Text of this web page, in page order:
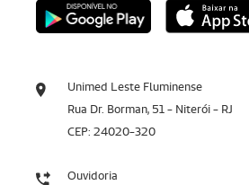
Unimed Leste Fluminense
Rua Dr. Borman, 51 - Niterói - RJ
CEP: 24020-320
Ouvidoria